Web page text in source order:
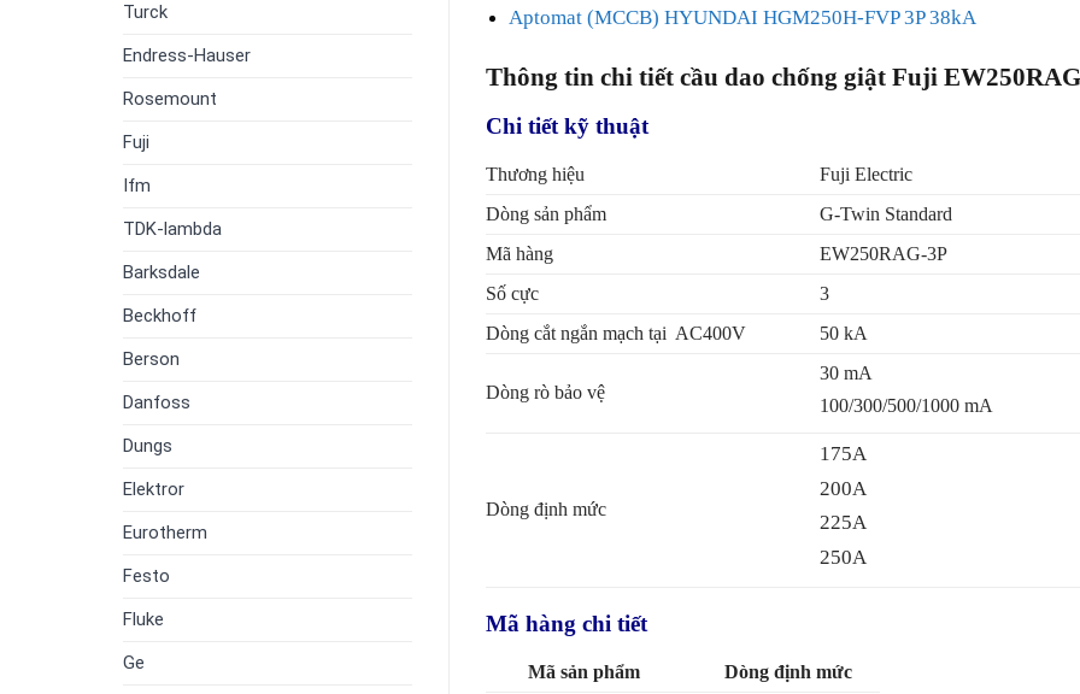
Turck
Endress-Hauser
Rosemount
Fuji
Ifm
TDK-lambda
Barksdale
Beckhoff
Berson
Danfoss
Dungs
Elektror
Eurotherm
Festo
Fluke
Ge
Aptomat (MCCB) HYUNDAI HGM250H-FVP 3P 38kA
Thông tin chi tiết cầu dao chống giật Fuji
Chi tiết kỹ thuật
Thương hiệu
Fuji Electric
Dòng sản phẩm
G-Twin Standard
Mã hàng
EW250RAG-3P
Số cực
3
Dòng cắt ngắn mạch tại AC400V
50 kA
Dòng rò bảo vệ
30 mA
100/300/500/1000 mA
Dòng định mức
175A
200A
225A
250A
Mã hàng chi tiết
Mã sản phẩm
Dòng định mức